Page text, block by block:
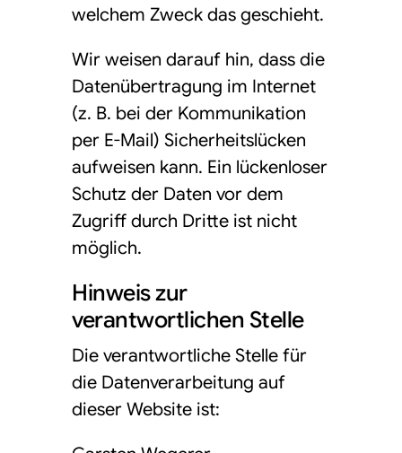
welchem Zweck das geschieht.
Wir weisen darauf hin, dass die
Datenübertragung im Internet
(z. B. bei der Kommunikation
per E-Mail) Sicherheitslücken
aufweisen kann. Ein lückenloser
Schutz der Daten vor dem
Zugriff durch Dritte ist nicht
möglich.
Hinweis zur
verantwortlichen Stelle
Die verantwortliche Stelle für
die Datenverarbeitung auf
dieser Website ist: